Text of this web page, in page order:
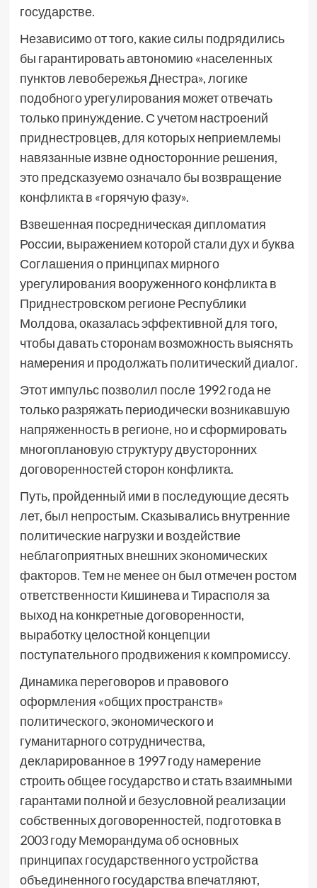
государстве.
Независимо от того, какие силы подрядились
бы гарантировать автономию «населенных
пунктов левобережья Днестра», логике
подобного урегулирования может отвечать
только принуждение. С учетом настроений
приднестровцев, для которых неприемлемы
навязанные извне односторонние решения,
это предсказуемо означало бы возвращение
конфликта в «горячую фазу».
Взвешенная посредническая дипломатия
России, выражением которой стали дух и буква
Соглашения о принципах мирного
урегулирования вооруженного конфликта в
Приднестровском регионе Республики
Молдова, оказалась эффективной для того,
чтобы давать сторонам возможность выяснять
намерения и продолжать политический диалог.
Этот импульс позволил после 1992 года не
только разряжать периодически возникавшую
напряженность в регионе, но и сформировать
многоплановую структуру двусторонних
договоренностей сторон конфликта.
Путь, пройденный ими в последующие десять
лет, был непростым. Сказывались внутренние
политические нагрузки и воздействие
неблагоприятных внешних экономических
факторов. Тем не менее он был отмечен ростом
ответственности Кишинева и Тирасполя за
выход на конкретные договоренности,
выработку целостной концепции
поступательного продвижения к компромиссу.
Динамика переговоров и правового
оформления «общих пространств»
политического, экономического и
гуманитарного сотрудничества,
декларированное в 1997 году намерение
строить общее государство и стать взаимными
гарантами полной и безусловной реализации
собственных договоренностей, подготовка в
2003 году Меморандума об основных
принципах государственного устройства
объединенного государства впечатляют,